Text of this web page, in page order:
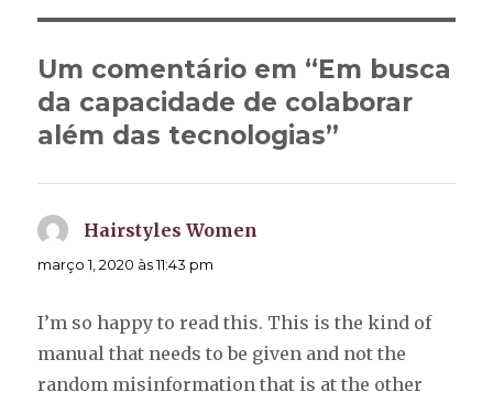
Um comentário em “Em busca
da capacidade de colaborar
além das tecnologias”
Hairstyles Women
março 1, 2020 às 11:43 pm
I’m so happy to read this. This is the kind of
manual that needs to be given and not the
random misinformation that is at the other